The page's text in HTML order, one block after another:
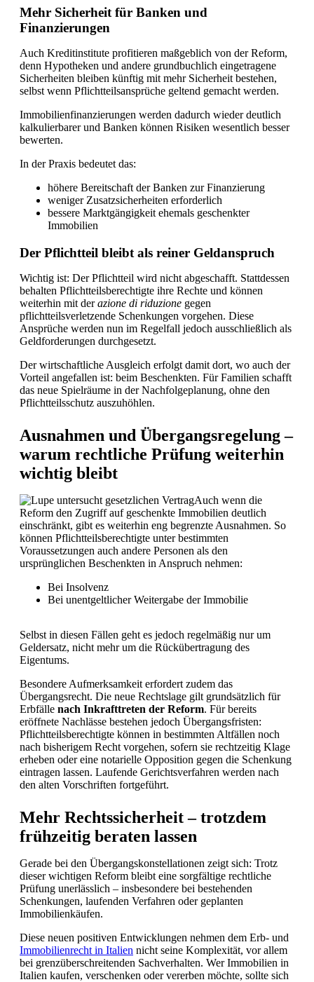
Mehr Sicherheit für Banken und
Finanzierungen
Auch Kreditinstitute profitieren maßgeblich von der Reform,
denn Hypotheken und andere grundbuchlich eingetragene
Sicherheiten bleiben künftig mit mehr Sicherheit bestehen,
selbst wenn Pflichtteilsansprüche geltend gemacht werden.
Immobilienfinanzierungen werden dadurch wieder deutlich
kalkulierbarer und Banken können Risiken wesentlich besser
bewerten.
In der Praxis bedeutet das:
höhere Bereitschaft der Banken zur Finanzierung
weniger Zusatzsicherheiten erforderlich
bessere Marktgängigkeit ehemals geschenkter
Immobilien
Der Pflichtteil bleibt als reiner Geldanspruch
Wichtig ist: Der Pflichtteil wird nicht abgeschafft. Stattdessen
behalten Pflichtteilsberechtigte ihre Rechte und können
weiterhin mit derazione di riduzione gegen
pflichtteilsverletzende Schenkungen vorgehen. Diese
Ansprüche werden nun im Regelfall jedoch ausschließlich als
Geldforderungen durchgesetzt.
Der wirtschaftliche Ausgleich erfolgt damit dort, wo auch der
Vorteil angefallen ist: beim Beschenkten. Für Familien schafft
das neue Spielräume in der Nachfolgeplanung, ohne den
Pflichtteilsschutz auszuhöhlen.
Ausnahmen und Übergangsregelung –
warum rechtliche Prüfung weiterhin
wichtig bleibt
Auch wenn die
Reform den Zugriff auf geschenkte Immobilien deutlich
einschränkt, gibt es weiterhin eng begrenzte Ausnahmen. So
können Pflichtteilsberechtigte unter bestimmten
Voraussetzungen auch andere Personen als den
ursprünglichen Beschenkten in Anspruch nehmen:
Bei Insolvenz
Bei unentgeltlicher Weitergabe der Immobilie
Selbst in diesen Fällen geht es jedoch regelmäßig nur um
Geldersatz, nicht mehr um die Rückübertragung des
Eigentums.
Besondere Aufmerksamkeit erfordert zudem das
Übergangsrecht. Die neue Rechtslage gilt grundsätzlich für
Erbfälle nach Inkrafttreten der Reform. Für bereits
eröffnete Nachlässe bestehen jedoch Übergangsfristen:
Pflichtteilsberechtigte können in bestimmten Altfällen noch
nach bisherigem Recht vorgehen, sofern sie rechtzeitig Klage
erheben oder eine notarielle Opposition gegen die Schenkung
eintragen lassen. Laufende Gerichtsverfahren werden nach
den alten Vorschriften fortgeführt.
Mehr Rechtssicherheit – trotzdem
frühzeitig beraten lassen
Gerade bei den Übergangskonstellationen zeigt sich: Trotz
dieser wichtigen Reform bleibt eine sorgfältige rechtliche
Prüfung unerlässlich – insbesondere bei bestehenden
Schenkungen, laufenden Verfahren oder geplanten
Immobilienkäufen.
Diese neuen positiven Entwicklungen nehmen dem Erb- und
Immobilienrecht in Italien nicht seine Komplexität, vor allem
bei grenzüberschreitenden Sachverhalten. Wer Immobilien in
Italien kaufen, verschenken oder vererben möchte, sollte sich